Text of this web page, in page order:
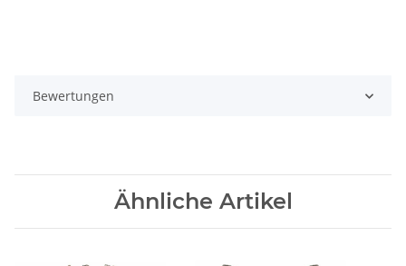
Bewertungen
Ähnliche Artikel